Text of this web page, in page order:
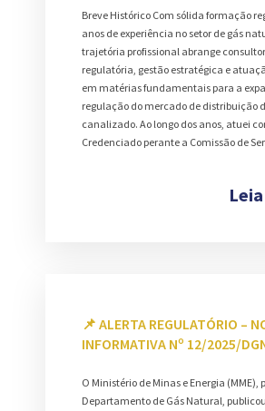
Breve Histórico Com sólida formação
anos de experiência no setor de gás
trajetória profissional abrange
regulatória, gestão estratégica e
em matérias fundamentais para a
regulação do mercado de distribuição
canalizado. Ao longo dos anos, atuei
Credenciado perante a Comissão de
📌 ALERTA REGULATÓRIO –
INFORMATIVA Nº 12/2025/
O Ministério de Minas e Energia (MME),
Departamento de Gás Natural,